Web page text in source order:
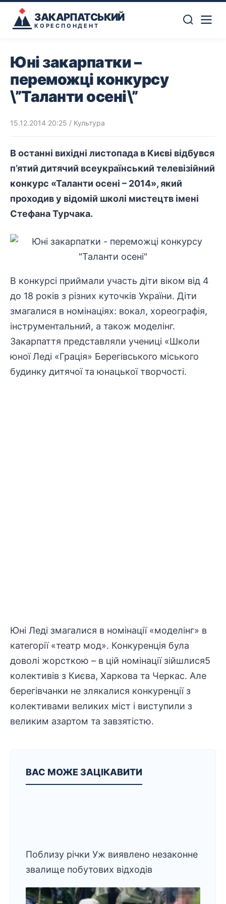
ЗАКАРПАТСЬКИЙ
КОРЕСПОНДЕНТ
Юні закарпатки –
переможці конкурсу
\”Таланти осені\”
15.12.2014 20:25 / Культура
В останні вихідні листопада в Києві відбувся
п’ятий дитячий всеукраїнський телевізійний
конкурс «Таланти осені – 2014», який
проходив у відомій школі мистецтв імені
Стефана Турчака.
В конкурсі приймали участь діти віком від 4
до 18 років з різних куточків України. Діти
змагалися в номінаціях: вокал, хореографія,
інструментальний, а також моделінг.
Закарпаття представляли учениці «Школи
юної Леді «Грація» Берегівського міського
будинку дитячої та юнацької творчості.
Юні Леді змагалися в номінації «моделінг» в
категорії «театр мод». Конкуренція була
доволі жорсткою – в цій номінації зійшлися5
колективів з Києва, Харкова та Черкас. Але
берегівчанки не злякалися конкуренції з
колективами великих міст і виступили з
великим азартом та завзятістю.
ВАС МОЖЕ ЗАЦІКАВИТИ
Поблизу річки Уж виявлено незаконне
звалище побутових відходів